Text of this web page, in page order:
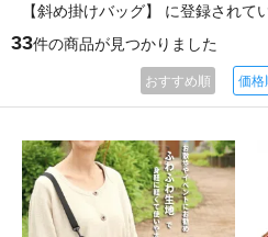
【斜め掛けバッグ】 に登録されて
33件の商品が見つかりました
おすすめ順 価格